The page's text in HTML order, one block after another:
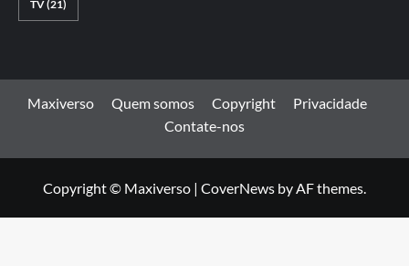
TV(21)
Maxiverso Quem somos Copyright
Privacidade
Contate-nos
Copyright © Maxiverso | CoverNews by AF themes.